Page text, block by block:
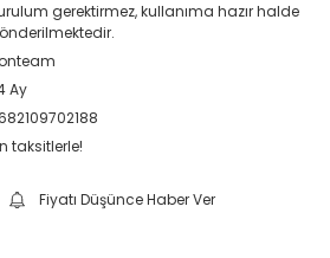
gerektirmez, kullanıma hazır halde
Ay
taksitlerle!
Fiyatı Düşünce Haber Ver